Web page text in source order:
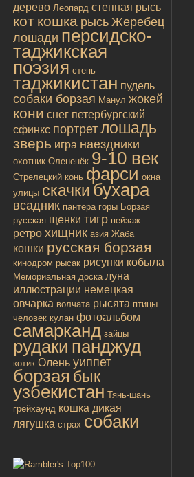
дерево Леопард степная рысь
кот кошка рысь Жеребец
лошади персидско-
таджикская
поэзия степь
таджикистан пудель
собаки борзая Манул жокей
кони снег петербургский
сфинкс портрет лошадь
зверь игра наездники
охотник Олененёк 9-10 век
Стрелецкий конь фарси окна
улицы скачкибухара
всадник пантера горы Борзая
русская щенки тигр пейзаж
ретро хищник азия Жаба
кошки русская борзая
кинодром рысак рисунки кобыла
Мемориальная доска луна
иллюстрации немецкая
овчарка волчата рысята птицы
человек кулан фотоальбом
самарканд зайцы
рудаки панджуд
котик Олень уиппет
борзая бык
узбекистан Тянь-шань
грейхаунд кошка дикая
лягушка страх собаки